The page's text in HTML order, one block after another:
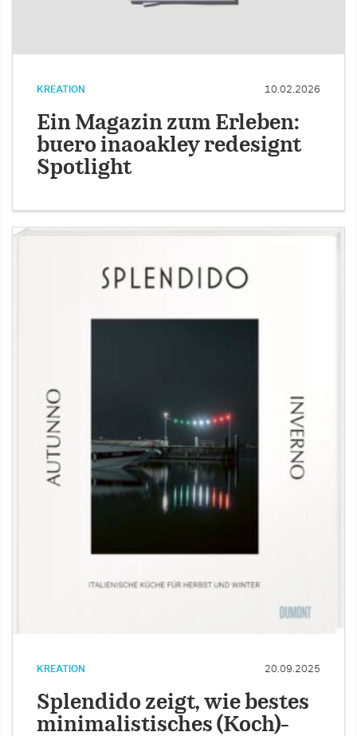
KREATION 10.02.2026
Ein Magazin zum Erleben:
buero inaoakley redesignt
Spotlight
KREATION 20.09.2025
Splendido zeigt, wie bestes
minimalistisches (Koch)-